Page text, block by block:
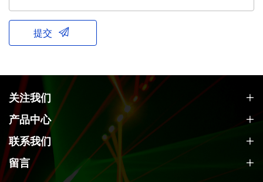
提交
关注我们
产品中心
联系我们
留言